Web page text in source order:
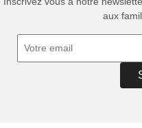
aux